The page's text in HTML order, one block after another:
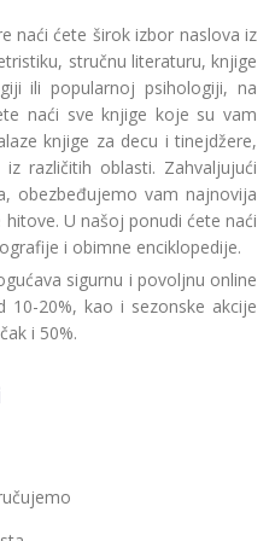
naći ćete širok izbor naslova iz
stručnu literaturu, knjige
ili popularnoj psihologiji, na
naći sve knjige koje su vam
knjige za decu i tinejdžere,
različitih oblasti. Zahvaljujući
obezbeđujemo vam najnovija
U našoj ponudi ćete naći
i obimne enciklopedije.
sigurnu i povoljnu online
10-20%, kao i sezonske akcije
i 50%.